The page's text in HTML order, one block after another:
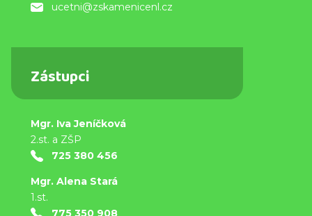
ucetni@zskamenicenl.cz
Zástupci
Mgr. Iva Jeníčková
2.st. a ZŠP
725 380 456
Mgr. Alena Stará
1.st.
775 350 908